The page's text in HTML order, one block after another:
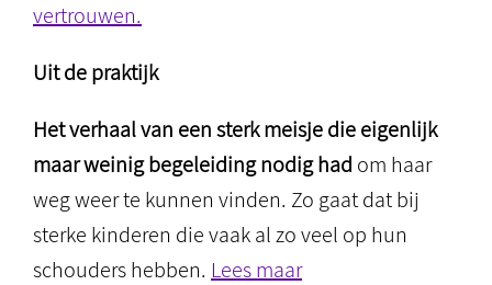
vertrouwen.
Uit de praktijk
Het verhaal van een sterk meisje die eigenlijk
maar weinig begeleiding nodig had om haar
weg weer te kunnen vinden. Zo gaat dat bij
sterke kinderen die vaak al zo veel op hun
schouders hebben. Lees maar